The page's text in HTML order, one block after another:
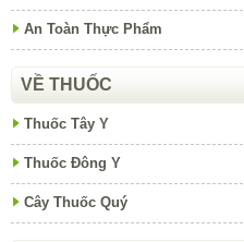
An Toàn Thực Phẩm
VỀ THUỐC
Thuốc Tây Y
Thuốc Đông Y
Cây Thuốc Quý